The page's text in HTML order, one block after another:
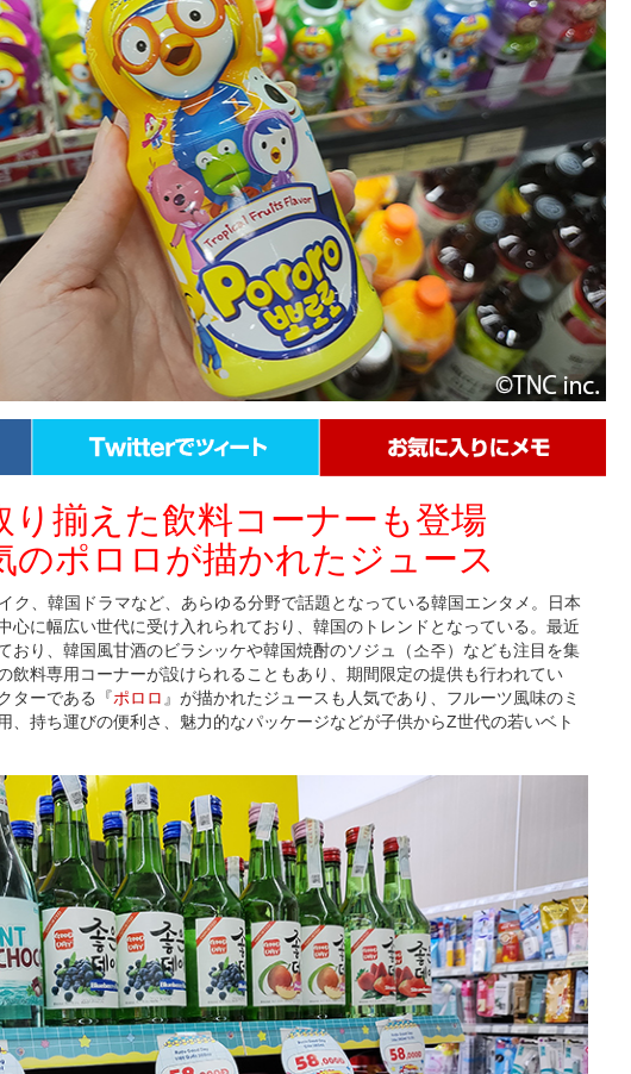
り揃えた飲料コーナーも登場
のポロロが描かれたジュース
ク、韓国ドラマなど、あらゆる分野で話題となっている韓国エンタメ。日本
心に幅広い世代に受け入れられており、韓国のトレンドとなっている。最近
おり、韓国風甘酒のビラシッケや韓国焼酎のソジュ（소주）なども注目を集
飲料専用コーナーが設けられることもあり、期間限定の提供も行われてい
ターである『ポロロ 』が描かれたジュースも人気であり、フルーツ風味のミ
、持ち運びの便利さ、魅力的なパッケージなどが子供からZ世代の若いベト